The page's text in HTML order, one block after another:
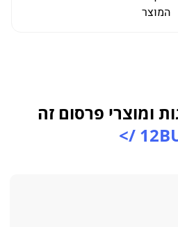
המוצר
ומוצרי פרסום זה